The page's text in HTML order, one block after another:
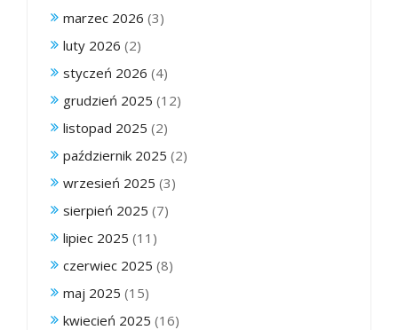
marzec 2026 (3)
luty 2026 (2)
styczeń 2026 (4)
grudzień 2025 (12)
listopad 2025 (2)
październik 2025 (2)
wrzesień 2025 (3)
sierpień 2025 (7)
lipiec 2025 (11)
czerwiec 2025 (8)
maj 2025 (15)
kwiecień 2025 (16)